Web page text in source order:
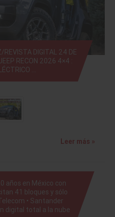
DIGITAL 24 DE
RECON 2026 4×4 :
…
Leer más »
años en México con
41 bloques y sólo
• Santander
digital total a la nube